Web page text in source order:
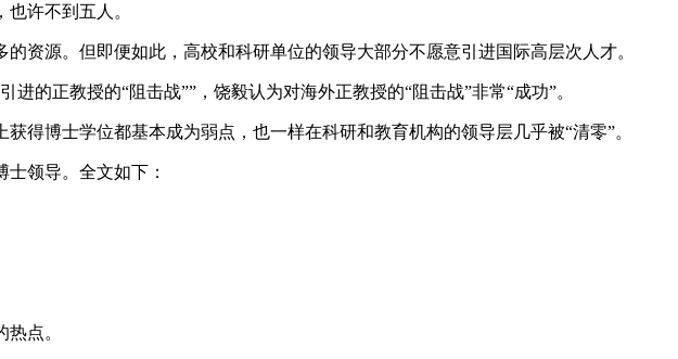
许不到五人。
资源。但即便如此，高校和科研单位的领导大部分不愿意引进国际高层次人才。
的正教授的“阻击战””，饶毅认为对海外正教授的“阻击战”非常“成功”。
得博士学位都基本成为弱点，也一样在科研和教育机构的领导层几乎被“清零”。
领导。全文如下：
点。